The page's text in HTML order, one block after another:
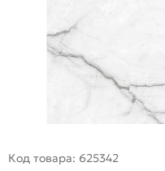
Код товара: 625342